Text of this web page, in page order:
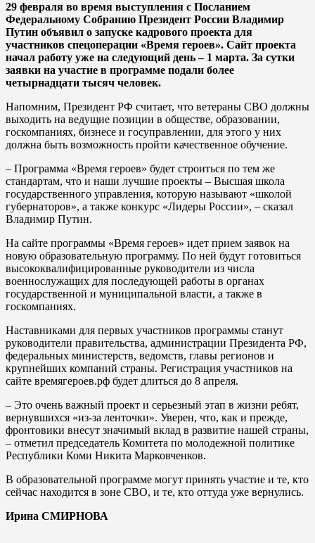
29 февраля во время выступления с Посланием
Федеральному Собранию Президент России Владимир
Путин объявил о запуске кадрового проекта для
участников спецоперации «Время героев». Сайт проекта
начал работу уже на следующий день – 1 марта. За сутки
заявки на участие в программе подали более
четырнадцати тысяч человек.
Напомним, Президент РФ считает, что ветераны СВО должны
выходить на ведущие позиции в обществе, образовании,
госкомпаниях, бизнесе и госуправлении, для этого у них
должна быть возможность пройти качественное обучение.
– Программа «Время героев» будет строиться по тем же
стандартам, что и наши лучшие проекты – Высшая школа
государственного управления, которую называют «школой
губернаторов», а также конкурс «Лидеры России», – сказал
Владимир Путин.
На сайте программы «Время героев» идет прием заявок на
новую образовательную программу. По ней будут готовиться
высококвалифицированные руководители из числа
военнослужащих для последующей работы в органах
государственной и муниципальной власти, а также в
госкомпаниях.
Наставниками для первых участников программы станут
руководители правительства, администрации Президента РФ,
федеральных министерств, ведомств, главы регионов и
крупнейших компаний страны. Регистрация участников на
сайте времягероев.рф будет длиться до 8 апреля.
– Это очень важный проект и серьезный этап в жизни ребят,
вернувшихся «из-за ленточки». Уверен, что, как и прежде,
фронтовики внесут значимый вклад в развитие нашей страны,
– отметил председатель Комитета по молодежной политике
Республики Коми Никита Марковченков.
В образовательной программе могут принять участие и те, кто
сейчас находится в зоне СВО, и те, кто оттуда уже вернулись.
Ирина СМИРНОВА